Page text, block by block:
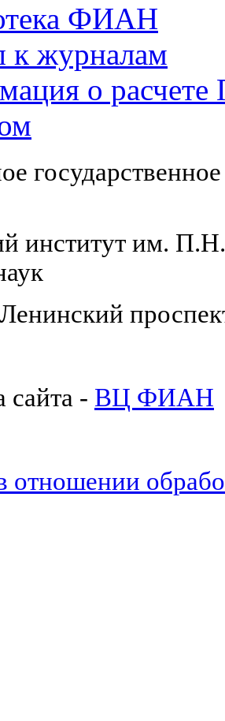
ФИАН
к журналам
о
институт им.
сайта - ВЦ ФИАН
отношении